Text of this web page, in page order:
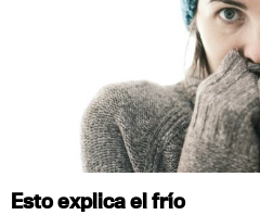
Esto explica el frío